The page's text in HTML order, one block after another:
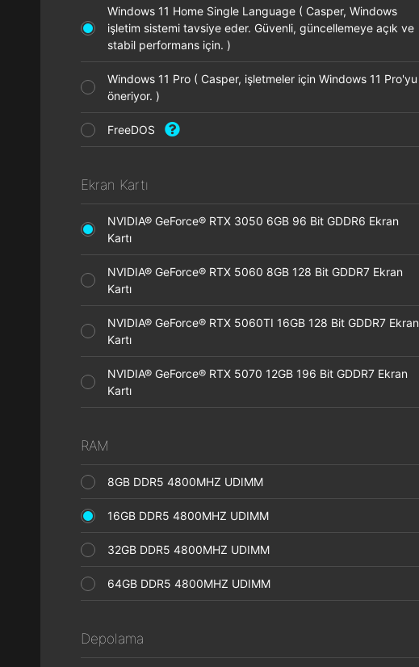
Windows 11 Home Single Language ( Casper, Windows
işletim sistemi tavsiye eder. Güvenli, güncellemeye açık ve
stabil performans için. )
Windows 11 Pro ( Casper, işletmeler için Windows 11 Pro'yu
öneriyor. )
FreeDOS
Ekran Kartı
NVIDIA® GeForce® RTX 3050 6GB 96 Bit GDDR6 Ekran
Kartı
NVIDIA® GeForce® RTX 5060 8GB 128 Bit GDDR7 Ekran
Kartı
NVIDIA® GeForce® RTX 5060TI 16GB 128 Bit GDDR7 Ekran
Kartı
NVIDIA® GeForce® RTX 5070 12GB 196 Bit GDDR7 Ekran
Kartı
RAM
8GB DDR5 4800MHZ UDIMM
16GB DDR5 4800MHZ UDIMM
32GB DDR5 4800MHZ UDIMM
64GB DDR5 4800MHZ UDIMM
Depolama